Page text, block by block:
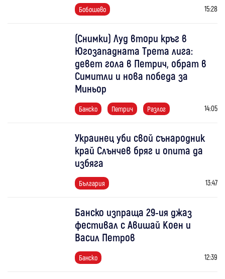
Бобошево 15:28
(Снимки) Луд втори кръг в
Югозападната Трета лига:
девет гола в Петрич, обрат в
Симитли и нова победа за
Миньор
Банско Петрич Разлог 14:05
Украинец уби свой сънародник
край Слънчев бряг и опита да
избяга
България 13:47
Банско изпраща 29-ия джаз
фестивал с Авишай Коен и
Васил Петров
Банско 12:39